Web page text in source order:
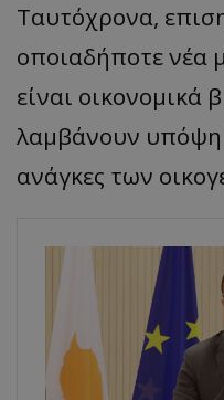
Ταυτόχρονα,
οποιαδήποτε νέα
είναι οικονομικά
λαμβάνουν υπόψη
ανάγκες των